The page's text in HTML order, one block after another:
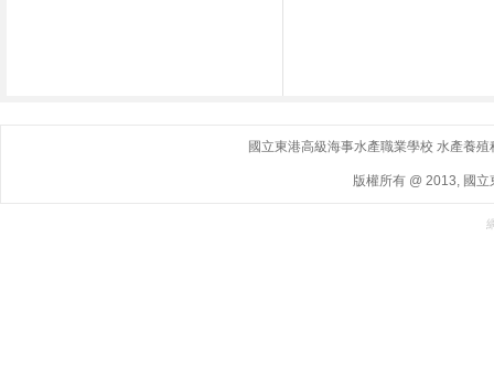
國立東港高級海事水產職業學校 水產養
版權所有 @ 2013, 國